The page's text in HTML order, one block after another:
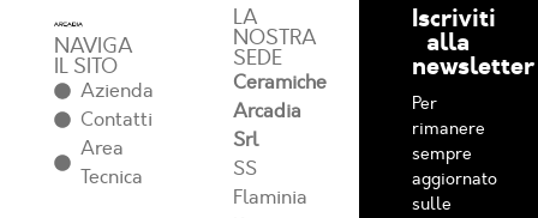
NAVIGA
IL SITO
Azienda
Contatti
Area
Tecnica
LA
NOSTRA
SEDE
Ceramiche
Arcadia
Srl
SS
Flaminia
Iscriviti
alla
newsletter
Per
rimanere
sempre
aggiornato
sulle